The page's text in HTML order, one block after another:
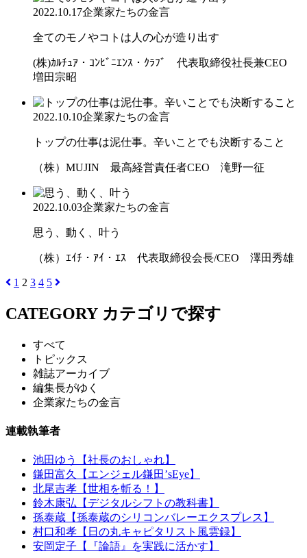
2022.10.17企業家たちの金言
全てのモノやコトは人の心が造り出す
(株)ｶﾙﾁｭｱ・ｺﾝﾋﾞﾆｴﾝｽ・ｸﾗﾌﾞ 代表取締役社長兼CEO
増田宗昭
2022.10.10企業家たちの金言
トップの仕事は泥仕事。辛いことでも決断すること
（株）MUJIN 最高経営責任者CEO 滝野一征
2022.10.03企業家たちの金言
思う、動く、叶う
（株）ｴｲﾁ・ｱｲ・ｴｽ 代表取締役会長/CEO 澤田秀雄
1 2 3 4 5
CATEGORY カテゴリで探す
すべて
トピックス
雑誌アーカイブ
編集長がゆく
企業家たちの金言
連載執筆者
池田ゆう【社長のおしゃれ】
鎌田富久【エンジェル鎌田’sEye】
北尾吉孝【世相を斬る！】
鈴木康弘【デジタルシフトの教科書】
孫泰蔵【孫泰蔵のシリコンバレーエクスプレス】
村口和孝【日の丸キャピタリスト風雲録】
安岡定子【『論語』を実践に活かす】